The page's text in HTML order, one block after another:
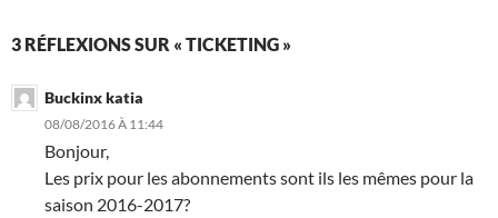
3 RÉFLEXIONS SUR « TICKETING »
Buckinx katia
08/08/2016 À 11:44
Bonjour,
Les prix pour les abonnements sont ils les mêmes pour la
saison 2016-2017?